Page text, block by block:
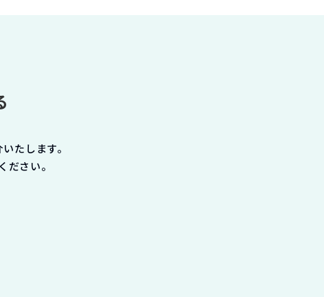
たします。
さい。